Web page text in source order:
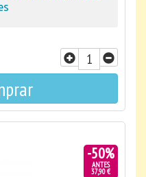
-50%
ANTES
37,90 €